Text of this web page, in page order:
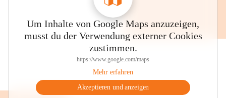
Um Inhalte von Google Maps anzuzeigen,
musst du der Verwendung externer Cookies
zustimmen.
https://www.google.com/maps
Mehr erfahren
Akzeptieren und anzeigen